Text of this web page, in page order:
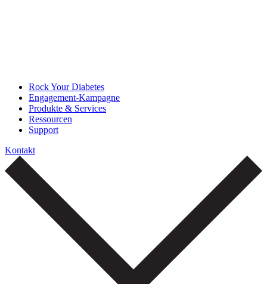
Rock Your Diabetes
Engagement-Kampagne
Produkte & Services
Ressourcen
Support
Kontakt